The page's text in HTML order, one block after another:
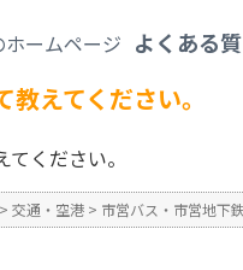
よくある
えてください。
ください。
> 交通・空港 > 市営バス・市営地下